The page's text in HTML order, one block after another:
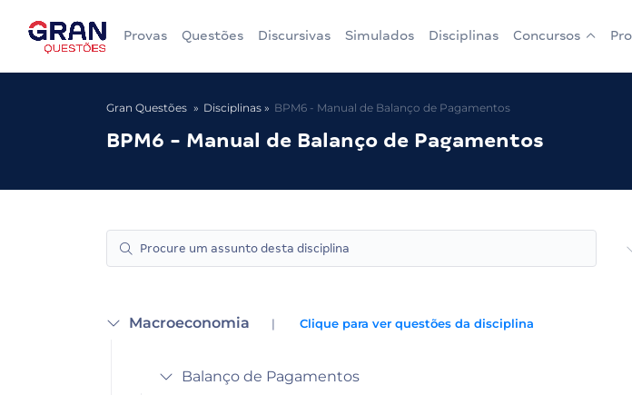
Provas Questões Discursivas Simulados Disciplinas Concursos
Gran Questões Disciplinas BPM6 - Manual de Balanço de Pagamentos
BPM6 - Manual de Balanço de Pagamentos
Macroeconomia | Clique para ver questões da disciplina
Balanço de Pagamentos